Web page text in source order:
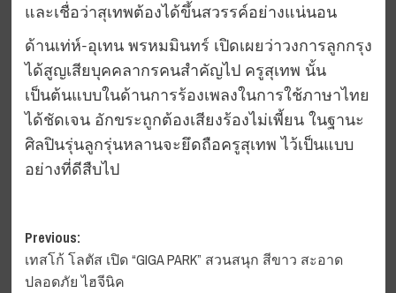
และเชื่อว่าสุเทพต้องได้ขึ้นสวรรค์อย่างแน่นอน
ด้านเท่ห์-อุเทน พรหมมินทร์ เปิดเผยว่าวงการลูกกรุง
ได้สูญเสียบุคคลากรคนสำคัญไป ครูสุเทพ นั้น
เป็นต้นแบบในด้านการร้องเพลงในการใช้ภาษาไทย
ได้ชัดเจน อักขระถูกต้องเสียงร้องไม่เพี้ยน ในฐานะ
ศิลปินรุ่นลูกรุ่นหลานจะยึดถือครูสุเทพ ไว้เป็นแบบ
อย่างที่ดีสืบไป
Post
navigation
Previous:
เทสโก้ โลตัส เปิด “GIGA PARK” สวนสนุก สีขาว สะอาด
ปลอดภัย ไฮจีนิค